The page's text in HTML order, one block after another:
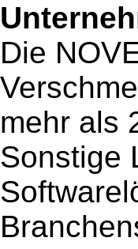
Die
mehr als
Sonstige